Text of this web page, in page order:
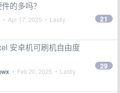
的多吗？
• Apr 17, 2025 • Lastly
21
安卓机可刷机自由度
• Feb 20, 2025 • Lastly
29